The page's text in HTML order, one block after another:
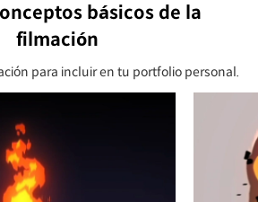
básicos de la
filmación
para incluir en tu portfolio personal.